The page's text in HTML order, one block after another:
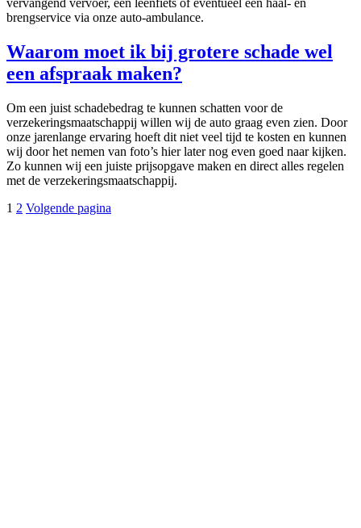
vervangend vervoer, een leenfiets of eventueel een haal- en
brengservice via onze auto-ambulance.
Waarom moet ik bij grotere schade wel
een afspraak maken?
Om een juist schadebedrag te kunnen schatten voor de
verzekeringsmaatschappij willen wij de auto graag even zien. Door
onze jarenlange ervaring hoeft dit niet veel tijd te kosten en kunnen
wij door het nemen van foto’s hier later nog even goed naar kijken.
Zo kunnen wij een juiste prijsopgave maken en direct alles regelen
met de verzekeringsmaatschappij.
Berichten
Pagina
1 Pagina
2 Volgende pagina